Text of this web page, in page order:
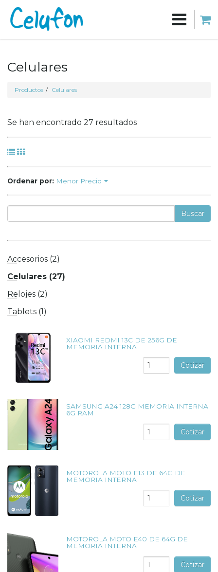
Celulares
Productos Celulares
Se han encontrado 27 resultados
Ordenar por: Menor Precio
Buscar
Accesorios (2)
Celulares (27)
Relojes (2)
Tablets (1)
XIAOMI REDMI 13C DE 256G DE
MEMORIA INTERNA
Cotizar
SAMSUNG A24 128G MEMORIA INTERNA
6G RAM
Cotizar
MOTOROLA MOTO E13 DE 64G DE
MEMORIA INTERNA
Cotizar
MOTOROLA MOTO E40 DE 64G DE
MEMORIA INTERNA
Cotizar